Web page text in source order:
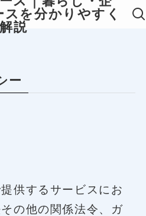
を分かりやすく
解説
ー
供するサービスにお
の他の関係法令、ガ